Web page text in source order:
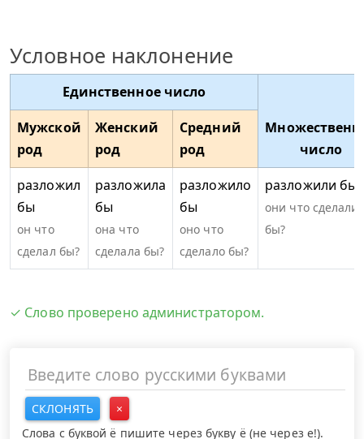
Условное наклонение
Единственное число
число
Мужской
род
Женский
род
Средний
род
разложил
бы
он что
сделал бы?
разложила
бы
она что
сделала бы?
разложило
бы
оно что
сделало бы?
разложили бы
они что сделали
бы?
✓ Слово проверено администратором.
СКЛОНЯТЬ
×
Слова с буквой ё пишите через букву ё (не через е!).